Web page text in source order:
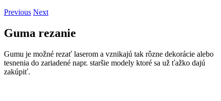
Previous Next
Guma rezanie
Gumu je možné rezať laserom a vznikajú tak rôzne dekorácie alebo
tesnenia do zariadené napr. staršie modely ktoré sa už ťažko dajú
zakúpiť.